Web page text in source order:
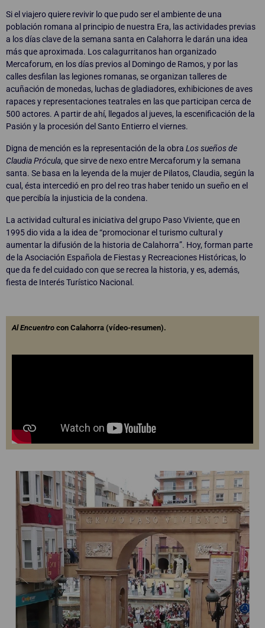
Si el viajero quiere revivir lo que pudo ser el ambiente de una
población romana al principio de nuestra Era, las actividades previas
a los días clave de la semana santa en Calahorra le darán una idea
más que aproximada. Los calagurritanos han organizado
Mercaforum, en los días previos al Domingo de Ramos, y por las
calles desfilan las legiones romanas, se organizan talleres de
acuñación de monedas, luchas de gladiadores, exhibiciones de aves
rapaces y representaciones teatrales en las que participan cerca de
500 actores. A partir de ahí, llegados al jueves, la escenificación de la
Pasión y la procesión del Santo Entierro el viernes.
Digna de mención es la representación de la obra Los sueños de
Claudia Prócula, que sirve de nexo entre Mercaforum y la semana
santa. Se basa en la leyenda de la mujer de Pilatos, Claudia, según la
cual, ésta intercedió en pro del reo tras haber tenido un sueño en el
que percibía la injusticia de la condena.
La actividad cultural es iniciativa del grupo Paso Viviente, que en
1995 dio vida a la idea de “promocionar el turismo cultural y
aumentar la difusión de la historia de Calahorra”. Hoy, forman parte
de la Asociación Española de Fiestas y Recreaciones Históricas, lo
que da fe del cuidado con que se recrea la historia, y es, además,
fiesta de Interés Turístico Nacional.
Al Encuentro con Calahorra (vídeo-resumen).